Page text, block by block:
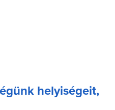
helyiségeit,